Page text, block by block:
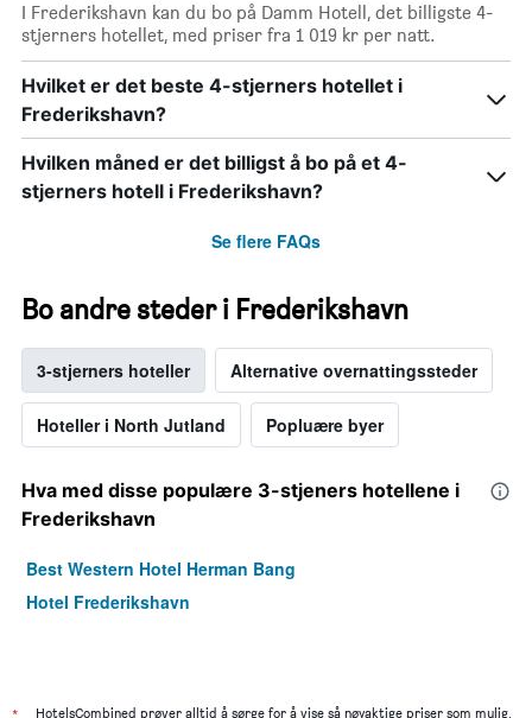
I Frederikshavn kan du bo på Damm Hotell, det billigste 4-
stjerners hotellet, med priser fra 1 019 kr per natt.
Hvilket er det beste 4-stjerners hotellet i
Frederikshavn?
Hvilken måned er det billigst å bo på et 4-
stjerners hotell i Frederikshavn?
Se flere FAQs
Bo andre steder i Frederikshavn
3-stjerners hoteller Alternative overnattingssteder
Hoteller i North Jutland Popluære byer
Hva med disse populære 3-stjeners hotellene i
Frederikshavn
Best Western Hotel Herman Bang
Hotel Frederikshavn
HotelsCombined prøver alltid å sørge for å vise så nøyaktige priser som mulig,